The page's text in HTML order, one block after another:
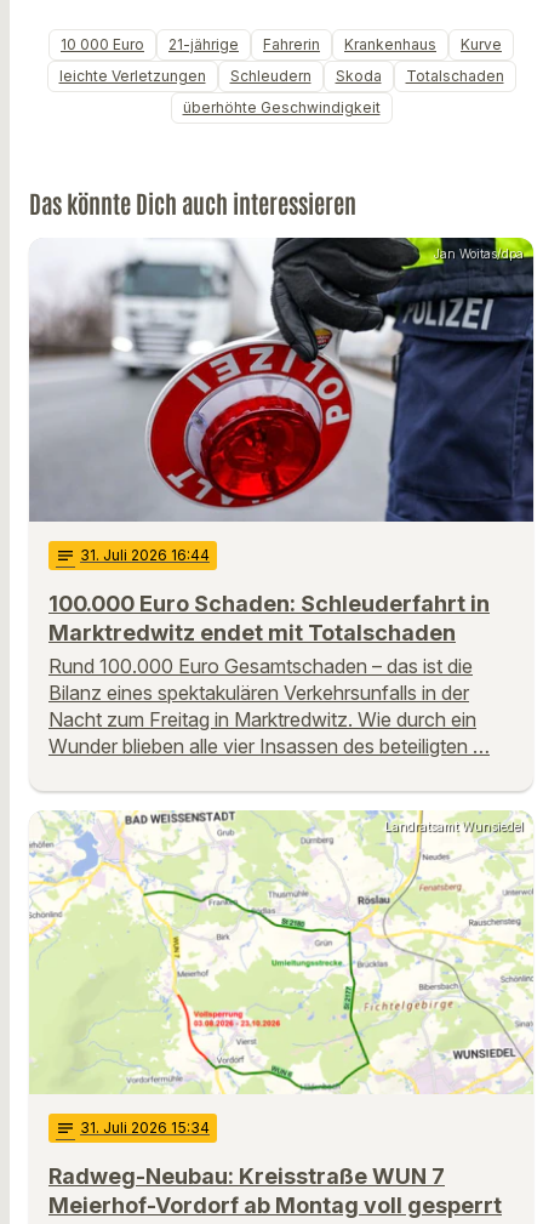
10 000 Euro 21-jährige Fahrerin Krankenhaus
Kurve
leichte Verletzungen
Schleudern Skoda
Totalschaden
überhöhte Geschwindigkeit
Das könnte Dich auch interessieren
Jan Woitas/dpa
notes 31. Juli 2026 16:44
100.000 Euro Schaden: Schleuderfahrt in
Marktredwitz endet mit Totalschaden
Rund 100.000 Euro Gesamtschaden – das ist die
Bilanz eines spektakulären Verkehrsunfalls in der
Nacht zum Freitag in Marktredwitz. Wie durch ein
Wunder blieben alle vier Insassen des beteiligten …
Landratsamt Wunsiedel
notes 31. Juli 2026 15:34
Radweg-Neubau: Kreisstraße WUN 7
Meierhof-Vordorf ab Montag voll gesperrt